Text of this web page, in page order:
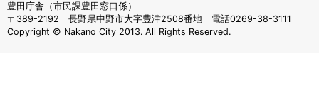
豊田庁舎（市民課豊田窓口係）
〒389-2192 長野県中野市大字豊津2508番地 電話0269-38-3111
Copyright © Nakano City 2013. All Rights Reserved.